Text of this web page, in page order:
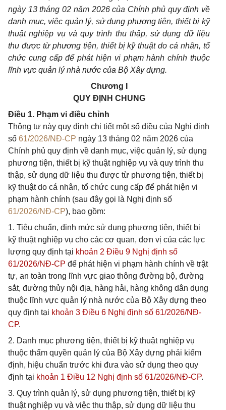
ngày 13 tháng 02 năm 2026 của Chính phủ quy định về
danh mục, việc quản lý, sử dụng phương tiện, thiết bị kỹ
thuật nghiệp vụ và quy trình thu thập, sử dụng dữ liệu
thu được từ phương tiện, thiết bị kỹ thuật do cá nhân, tổ
chức cung cấp để phát hiện vi phạm hành chính thuộc
lĩnh vực quản lý nhà nước của Bộ Xây dựng.
Chương I
QUY ĐỊNH CHUNG
Điều 1. Phạm vi điều chỉnh
Thông tư này quy định chi tiết một số điều của Nghị định
số 61/2026/NĐ-CP ngày 13 tháng 02 năm 2026 của
Chính phủ quy định về danh mục, việc quản lý, sử dụng
phương tiện, thiết bị kỹ thuật nghiệp vụ và quy trình thu
thập, sử dụng dữ liệu thu được từ phương tiện, thiết bị
kỹ thuật do cá nhân, tổ chức cung cấp để phát hiện vi
phạm hành chính (sau đây gọi là Nghị định số
61/2026/NĐ-CP), bao gồm:
1. Tiêu chuẩn, định mức sử dụng phương tiện, thiết bị
kỹ thuật nghiệp vụ cho các cơ quan, đơn vị của các lực
lượng quy định tại khoản 2 Điều 9 Nghị định số
61/2026/NĐ-CP để phát hiện vi phạm hành chính về trật
tự, an toàn trong lĩnh vực giao thông đường bộ, đường
sắt, đường thủy nội địa, hàng hải, hàng không dân dụng
thuộc lĩnh vực quản lý nhà nước của Bộ Xây dựng theo
quy định tại khoản 3 Điều 6 Nghị định số 61/2026/NĐ-
CP.
2. Danh mục phương tiện, thiết bị kỹ thuật nghiệp vụ
thuộc thẩm quyền quản lý của Bộ Xây dựng phải kiểm
định, hiệu chuẩn trước khi đưa vào sử dụng theo quy
định tại khoản 1 Điều 12 Nghị định số 61/2026/NĐ-CP.
3. Quy trình quản lý, sử dụng phương tiện, thiết bị kỹ
thuật nghiệp vụ và việc thu thập, sử dụng dữ liệu thu